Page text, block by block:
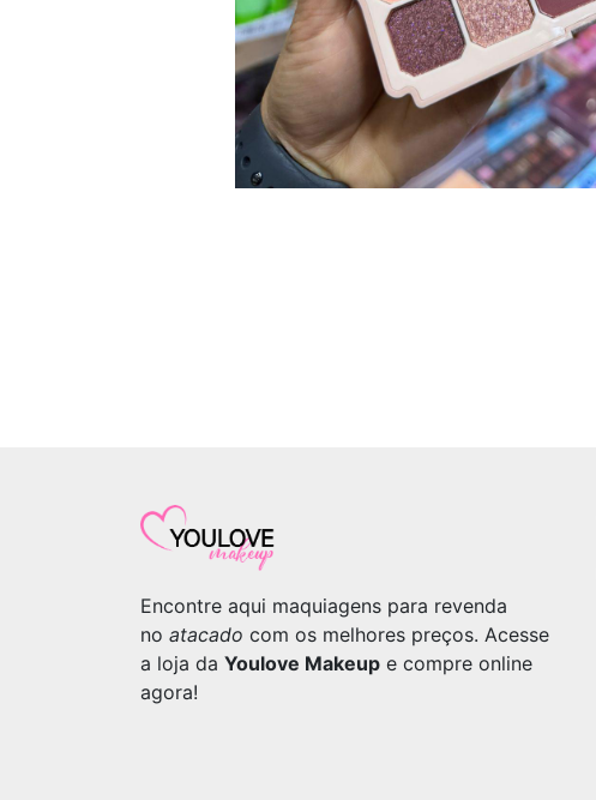
Encontre aqui maquiagens para revenda
no atacado com os melhores preços. Acesse
a loja da Youlove Makeup e compre online
agora!